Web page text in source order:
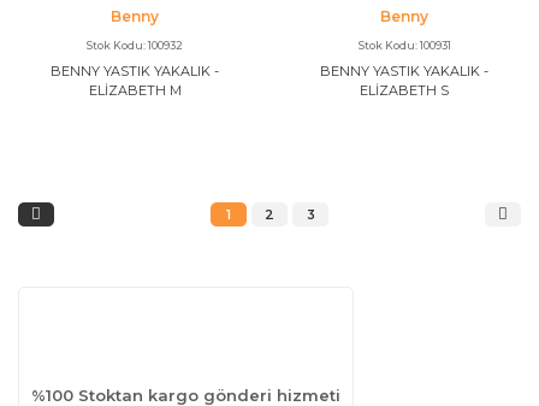
Benny
Stok Kodu: 100932
BENNY YASTIK YAKALIK -
ELİZABETH M
Benny
Stok Kodu: 100931
BENNY YASTIK YAKALIK -
ELİZABETH S
1 2 3
%100 Stoktan kargo gönderi hizmeti